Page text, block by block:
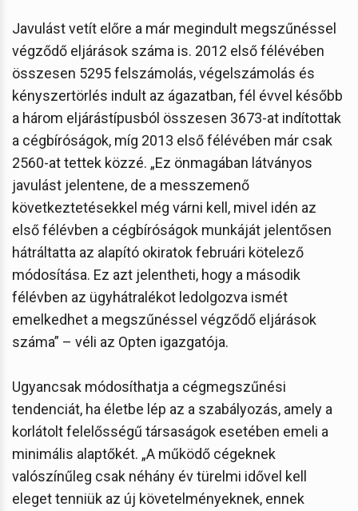
Javulást vetít előre a már megindult megszűnéssel
végződő eljárások száma is. 2012 első félévében
összesen 5295 felszámolás, végelszámolás és
kényszertörlés indult az ágazatban, fél évvel később
a három eljárástípusból összesen 3673-at indítottak
a cégbíróságok, míg 2013 első félévében már csak
2560-at tettek közzé. „Ez önmagában látványos
javulást jelentene, de a messzemenő
következtetésekkel még várni kell, mivel idén az
első félévben a cégbíróságok munkáját jelentősen
hátráltatta az alapító okiratok februári kötelező
módosítása. Ez azt jelentheti, hogy a második
félévben az ügyhátralékot ledolgozva ismét
emelkedhet a megszűnéssel végződő eljárások
száma” – véli az Opten igazgatója.
Ugyancsak módosíthatja a cégmegszűnési
tendenciát, ha életbe lép az a szabályozás, amely a
korlátolt felelősségű társaságok esetében emeli a
minimális alaptőkét. „A működő cégeknek
valószínűleg csak néhány év türelmi idővel kell
eleget tenniük az új követelményeknek, ennek